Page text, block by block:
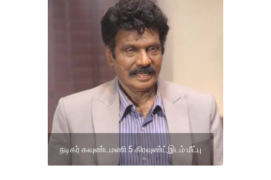
நடிகர் கவுண்டமணி 5 கிரவுண்ட்இடம் மீட்பு